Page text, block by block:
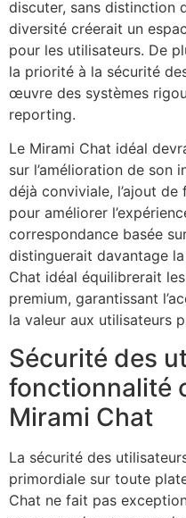
discuter, sans distinction
diversité créerait un
pour les utilisateurs. De
la priorité à la sécurité
œuvre des systèmes
reporting.
Le Mirami Chat idéal
sur l’amélioration de son
déjà conviviale, l’ajout
pour améliorer
correspondance basée
distinguerait davantage
Chat idéal équilibrerait
premium, garantissant
la valeur aux utilisateurs
Sécurité des
fonctionnalité
Mirami Chat
La sécurité des
primordiale sur toute
Chat ne fait pas